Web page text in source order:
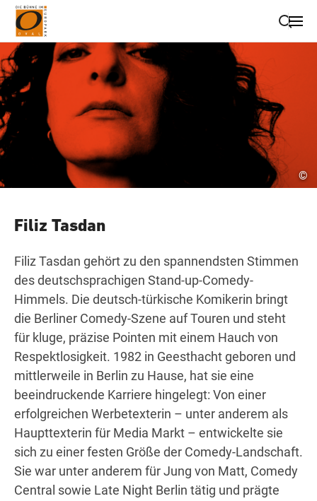
Suche schließen
Wegbeschreibung erhalten
©
Filiz Tasdan
Filiz Tasdan gehört zu den spannendsten Stimmen
des deutschsprachigen Stand-up-Comedy-
Himmels. Die deutsch-türkische Komikerin bringt
die Berliner Comedy-Szene auf Touren und steht
für kluge, präzise Pointen mit einem Hauch von
Respektlosigkeit. 1982 in Geesthacht geboren und
mittlerweile in Berlin zu Hause, hat sie eine
beeindruckende Karriere hingelegt: Von einer
erfolgreichen Werbetexterin – unter anderem als
Haupttexterin für Media Markt – entwickelte sie
sich zu einer festen Größe der Comedy-Landschaft.
Sie war unter anderem für Jung von Matt, Comedy
Central sowie Late Night Berlin tätig und prägte